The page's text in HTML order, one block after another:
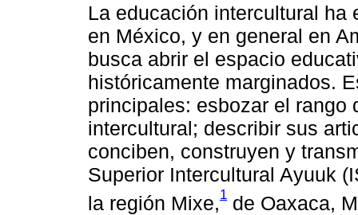
La educación intercultural ha
en México, y en general en
busca abrir el espacio
históricamente marginados.
principales: esbozar el rango
intercultural; describir sus
conciben, construyen y
Superior Intercultural Ayuuk
la región Mixe,1 de Oaxaca,